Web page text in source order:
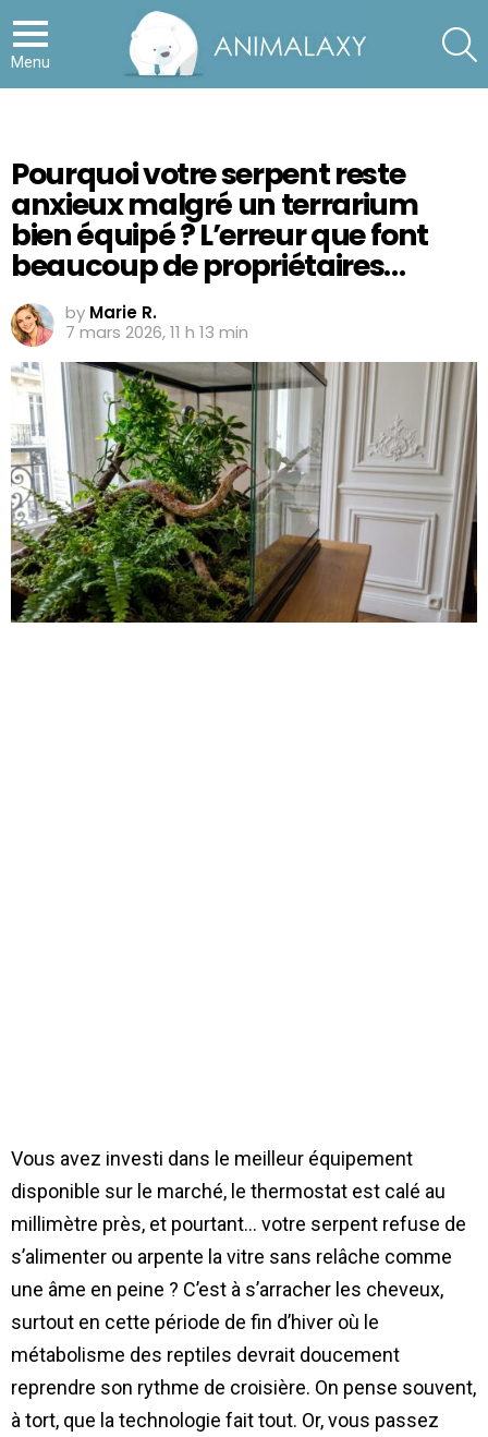
Menu
Pourquoi votre serpent reste
anxieux malgré un terrarium
bien équipé ? L’erreur que font
beaucoup de propriétaires…
by Marie R.
7 mars 2026, 11 h 13 min
Vous avez investi dans le meilleur équipement
disponible sur le marché, le thermostat est calé au
millimètre près, et pourtant… votre serpent refuse de
s’alimenter ou arpente la vitre sans relâche comme
une âme en peine ? C’est à s’arracher les cheveux,
surtout en cette période de fin d’hiver où le
métabolisme des reptiles devrait doucement
reprendre son rythme de croisière. On pense souvent,
à tort, que la technologie fait tout. Or, vous passez